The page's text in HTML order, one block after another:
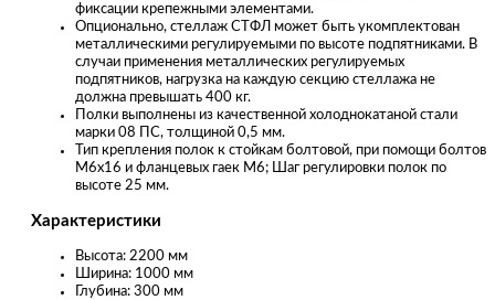
фиксации крепежными элементами.
Опционально, стеллаж СТФЛ может быть укомплектован
металлическими регулируемыми по высоте подпятниками. В
случаи применения металлических регулируемых
подпятников, нагрузка на каждую секцию стеллажа не
должна превышать 400 кг.
Полки выполнены из качественной холоднокатаной стали
марки 08 ПС, толщиной 0,5 мм.
Тип крепления полок к стойкам болтовой, при помощи болтов
М6х16 и фланцевых гаек М6; Шаг регулировки полок по
высоте 25 мм.
Характеристики
Высота: 2200 мм
Ширина: 1000 мм
Глубина: 300 мм